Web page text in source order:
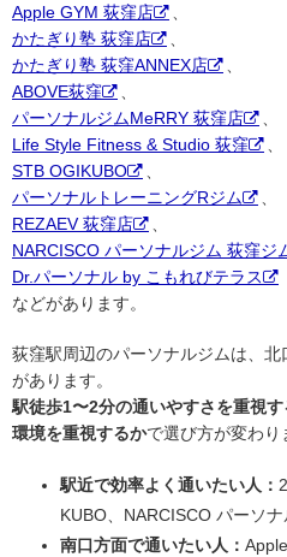
Apple GYM 荻窪店
、
かたぎり塾 荻窪店
、
かたぎり塾 荻窪ANNEX店
、
ABOVE荻窪
、
パーソナルジムMeRRY 荻窪店
、
Life Style Fitness & Studio 荻窪
、
STB OGIKUBO
、
パーソナルトレーニングRジム
、
REZAEV 荻窪店
、
NARCISCO パーソナルジム 荻窪ジ
Dr.パーソナル by こもれびテラス
などがあります。
荻窪駅周辺のパーソナルジムは、
があります。
駅徒歩1〜2分の通いやすさを重視
環境を重視するかで選び方が変わり
駅近で効率よく通いたい人：
KUBO、NARCISCO パーソ
南口方面で通いたい人：